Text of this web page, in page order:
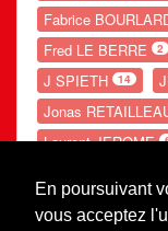
En poursuivant
vous acceptez
Fabrice
Fred LE BERRE 2
J SPIETH 14
Jonas
Laurent JEROME
Ronan POUPON